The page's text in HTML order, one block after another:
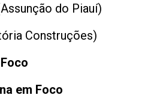
do Piauí)
Construções)
em Foco